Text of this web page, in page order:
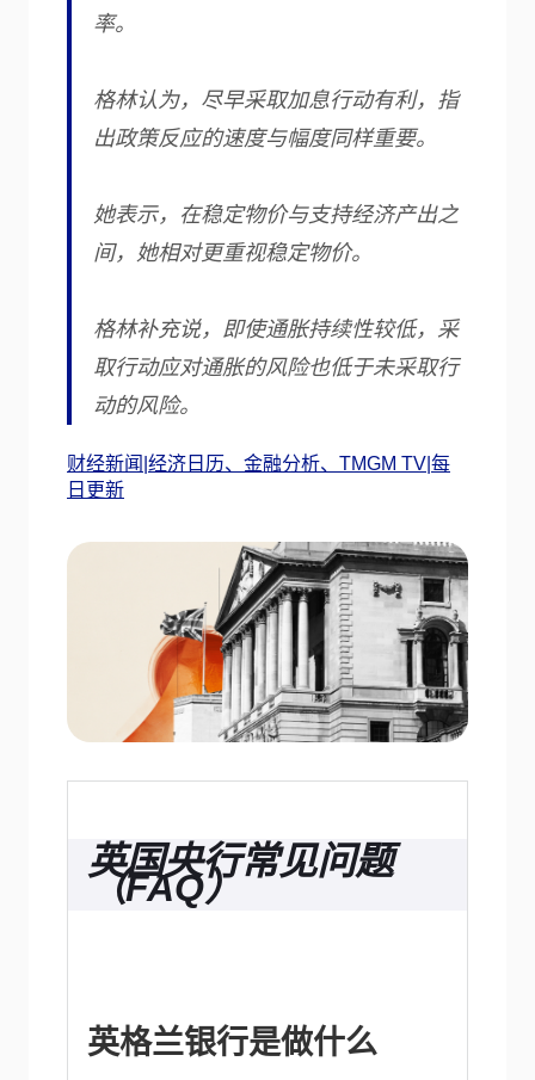
率。
格林认为，尽早采取加息行动有利，指
出政策反应的速度与幅度同样重要。
她表示，在稳定物价与支持经济产出之
间，她相对更重视稳定物价。
格林补充说，即使通胀持续性较低，采
取行动应对通胀的风险也低于未采取行
动的风险。
财经新闻|经济日历、金融分析、TMGM TV|每
日更新
英国央行常见问题
（FAQ）
英格兰银行是做什么